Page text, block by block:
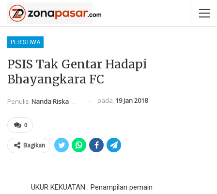
PERISTIWA
PSIS Tak Gentar Hadapi
Bhayangkara FC
Penulis Nanda Riska Mahendra pada 19 Jan 2018
0
Bagikan
UKUR KEKUATAN : Penampilan pemain